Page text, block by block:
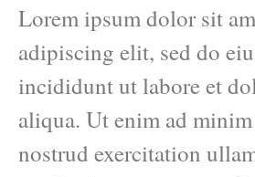
Lorem ipsum dolor sit
adipiscing elit, sed do
incididunt ut labore et
aliqua. Ut enim ad
nostrud exercitation